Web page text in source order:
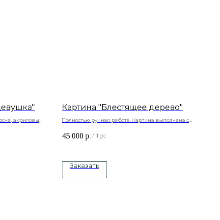
акриловые
Картина "Блестящее дерево"
Полностью ручная работа. Картина выполнена с
Натуральный холст , подрамник -сосна, акриловые
краски, натуральные камни
45 000 р. / 1 pc
Заказать